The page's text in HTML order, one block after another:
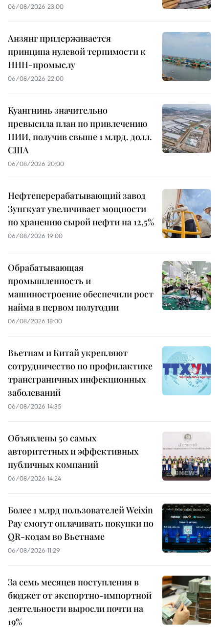
06/08/2026 23:00
Анзянг придерживается
принципа нулевой терпимости к
ННН-промыслу
06/08/2026 22:00
Куангнинь значительно
превысила план по привлечению
ПИИ, получив свыше 1 млрд. долл.
США
06/08/2026 20:00
Нефтеперерабатывающий завод
Зунгкуат увеличивает мощности
по хранению сырой нефти на 12,5%
06/08/2026 19:00
Обрабатывающая
промышленность и
машиностроение обеспечили рост
найма в первом полугодии
06/08/2026 18:00
Вьетнам и Китай укрепляют
сотрудничество по профилактике
трансграничных инфекционных
заболеваний
06/08/2026 14:35
Объявлены 50 самых
авторитетных и эффективных
публичных компаний
06/08/2026 14:24
Более 1 млрд пользователей Weixin
Pay смогут оплачивать покупки по
QR-кодам во Вьетнаме
06/08/2026 11:29
За семь месяцев поступления в
бюджет от экспортно-импортной
деятельности выросли почти на
19%